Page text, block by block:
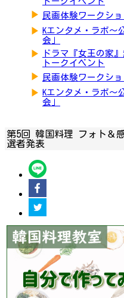
▶ 民画体験ワークシ
▶ Kエンタメ・ラボ～
会」
▶
ドラマ『女王の家
トークイベント
▶ 民画体験ワークシ
▶ Kエンタメ・ラボ～
会」
第5回 韓国料理 フォト＆
選者発表